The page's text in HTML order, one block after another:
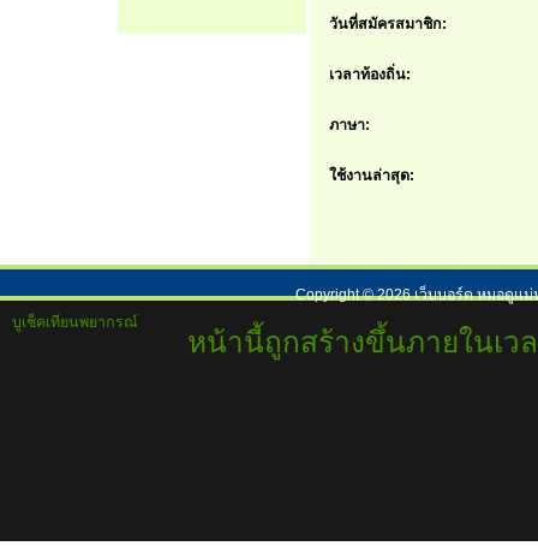
วันที่สมัครสมาชิก:
เวลาท้องถิ่น:
ภาษา:
ใช้งานล่าสุด:
Copyright ©2026เว็บบอร์ด หมอดูแม่
บูเช็คเทียนพยากรณ์
หน้านี้ถูกสร้างขึ้นภายในเว